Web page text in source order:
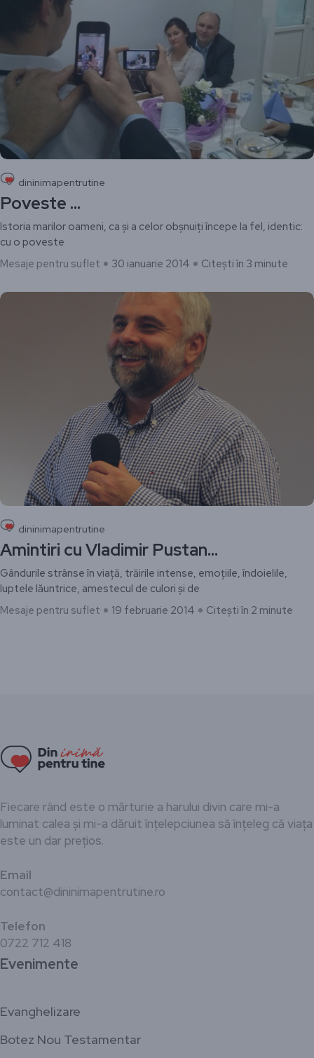
dininimapentrutine
Poveste …
Istoria marilor oameni, ca și a celor obșnuiți începe la fel, identic:
cu o poveste
Mesaje pentru suflet
30 ianuarie 2014 Citești în 3 minute
dininimapentrutine
Amintiri cu Vladimir Pustan…
Gândurile strânse în viață, trăirile intense, emoțiile, îndoielile,
luptele lăuntrice, amestecul de culori și de
Mesaje pentru suflet
19 februarie 2014 Citești în 2 minute
Fiecare rând este o mărturie a harului divin care mi-a
luminat calea și mi-a dăruit înțelepciunea să înțeleg că viața
este un dar prețios.
Email
contact@dininimapentrutine.ro
Telefon
0722 712 418
Evenimente
Evanghelizare
Botez Nou Testamentar